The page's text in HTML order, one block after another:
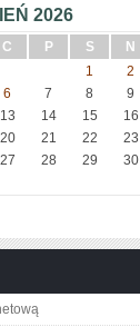
2026
C P S
N
1
2
6 7 8
9
13 14 15
16
20 21 22
23
27 28 29
30